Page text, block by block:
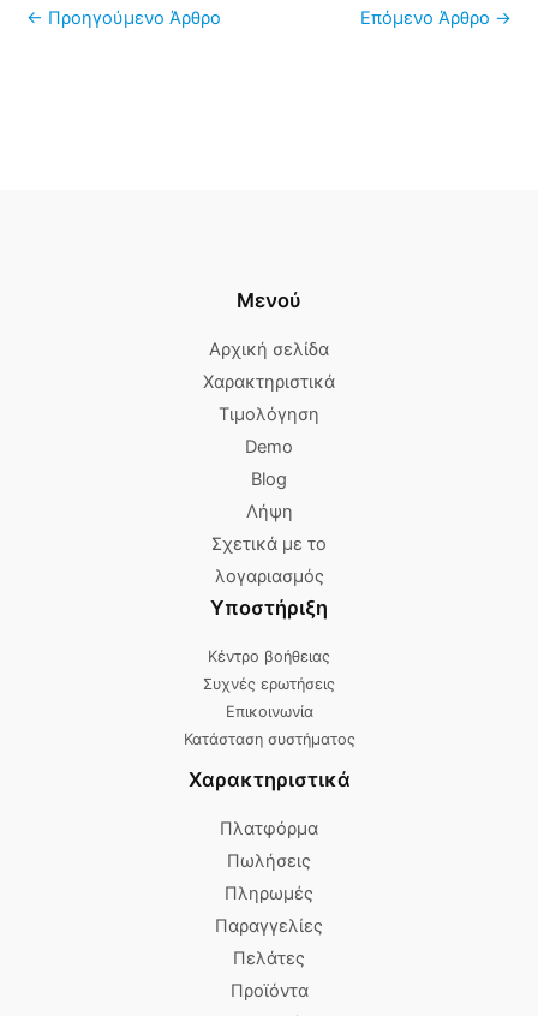
← Προηγούμενο Άρθρο Επόμενο Άρθρο →
Μενού
Αρχική σελίδα
Χαρακτηριστικά
Τιμολόγηση
Demo
Blog
Λήψη
Σχετικά με το
λογαριασμός
Υποστήριξη
Κέντρο βοήθειας
Συχνές ερωτήσεις
Επικοινωνία
Κατάσταση συστήματος
Χαρακτηριστικά
Πλατφόρμα
Πωλήσεις
Πληρωμές
Παραγγελίες
Πελάτες
Προϊόντα